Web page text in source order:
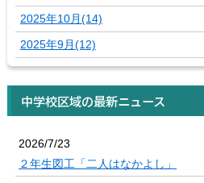
2025年10月(14)
2025年9月(12)
中学校区域の最新ニュース
2026/7/23
２年生図工「二人はなかよし」